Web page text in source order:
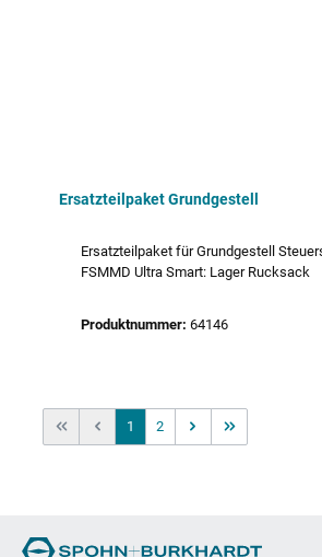
Ersatzteilpaket Grundgestell
Ersatzteilpaket für Grundgestell
FSMMD Ultra Smart: Lager Rucksack
Produktnummer: 64146
Seite
1 Seite
2